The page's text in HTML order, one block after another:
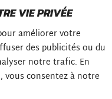
VIE PRIVÉE
améliorer votre
des publicités ou du
notre trafic. En
consentez à notre
CONTACTER